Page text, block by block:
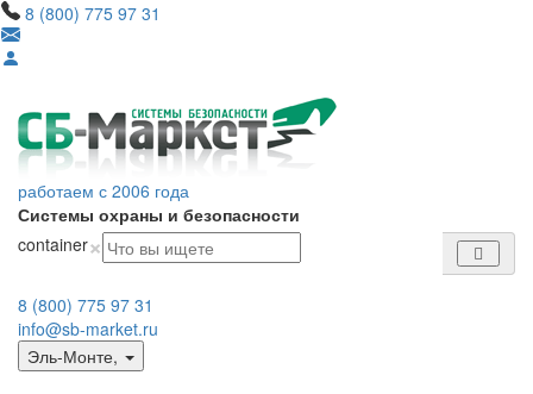
8 (800) 775 97 31
работаем с 2006 года
Системы охраны и безопасности
container×
8 (800) 775 97 31
info@sb-market.ru
Эль-Монте,